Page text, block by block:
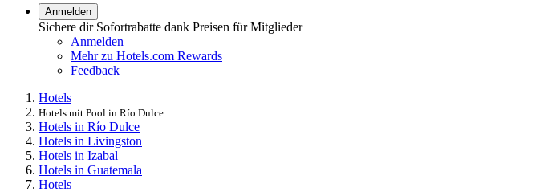
Anmelden
Sichere dir Sofortrabatte dank Preisen für Mitglieder
Anmelden
Mehr zu Hotels.com Rewards
Feedback
Hotels
Hotels mit Pool in Río Dulce
Hotels in Río Dulce
Hotels in Livingston
Hotels in Izabal
Hotels in Guatemala
Hotels